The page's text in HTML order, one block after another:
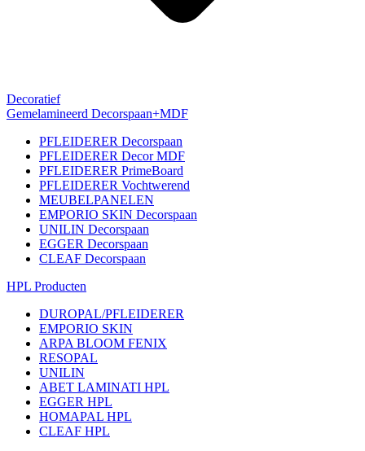
Decoratief
Gemelamineerd Decorspaan+MDF
PFLEIDERER Decorspaan
PFLEIDERER Decor MDF
PFLEIDERER PrimeBoard
PFLEIDERER Vochtwerend
MEUBELPANELEN
EMPORIO SKIN Decorspaan
UNILIN Decorspaan
EGGER Decorspaan
CLEAF Decorspaan
HPL Producten
DUROPAL/PFLEIDERER
EMPORIO SKIN
ARPA BLOOM FENIX
RESOPAL
UNILIN
ABET LAMINATI HPL
EGGER HPL
HOMAPAL HPL
CLEAF HPL